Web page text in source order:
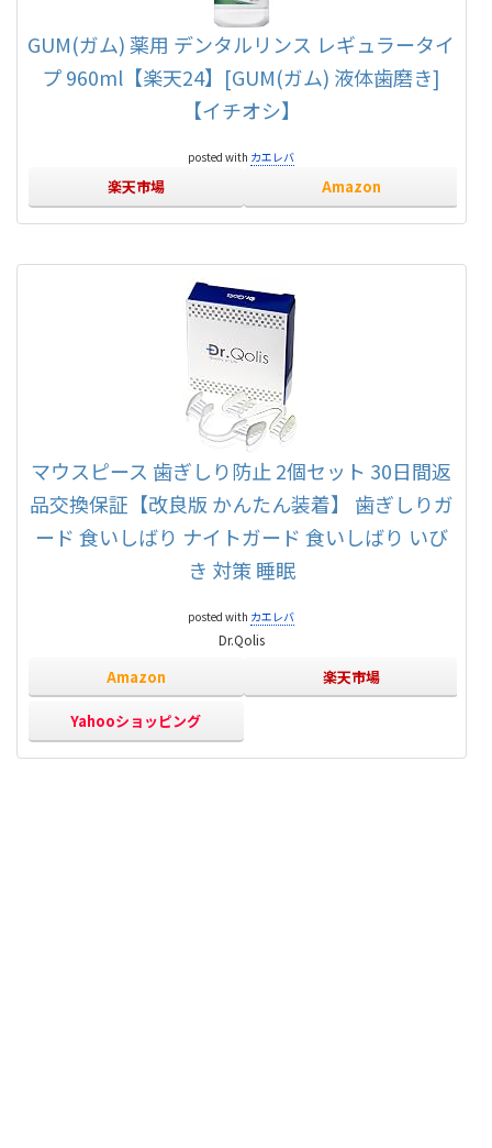
GUM(ガム) 薬用 デンタルリンス レギュラータイ
プ 960ml【楽天24】[GUM(ガム) 液体歯磨き]
【イチオシ】
posted with カエレバ
楽天市場 Amazon
マウスピース 歯ぎしり防止 2個セット 30日間返
品交換保証【改良版 かんたん装着】 歯ぎしりガ
ード 食いしばり ナイトガード 食いしばり いび
き 対策 睡眠
posted with カエレバ
Dr.Qolis
Amazon 楽天市場
Yahooショッピング